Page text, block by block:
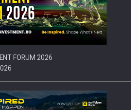
Joburile part-time reincep sa intre pe…
FORUM 2026